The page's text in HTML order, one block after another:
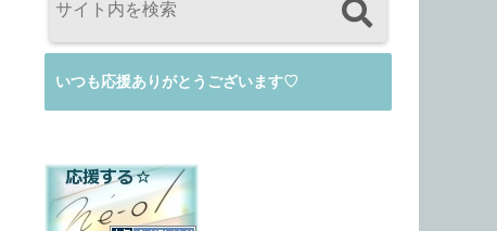
いつも応援ありがとうございます♡